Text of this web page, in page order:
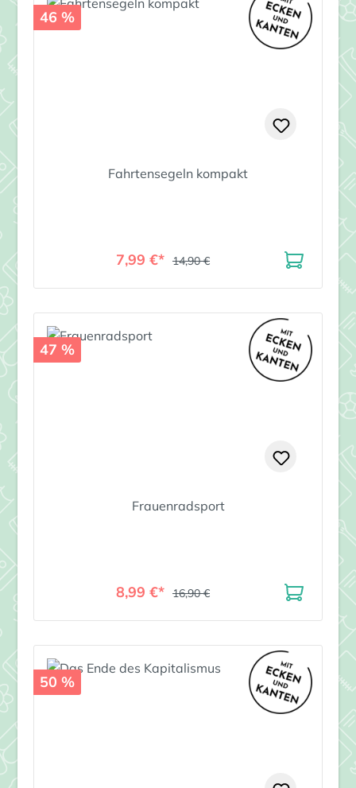
46 %
Fahrtensegeln kompakt
7,99 €* 14,90 €
47 %
Frauenradsport
8,99 €* 16,90 €
50 %